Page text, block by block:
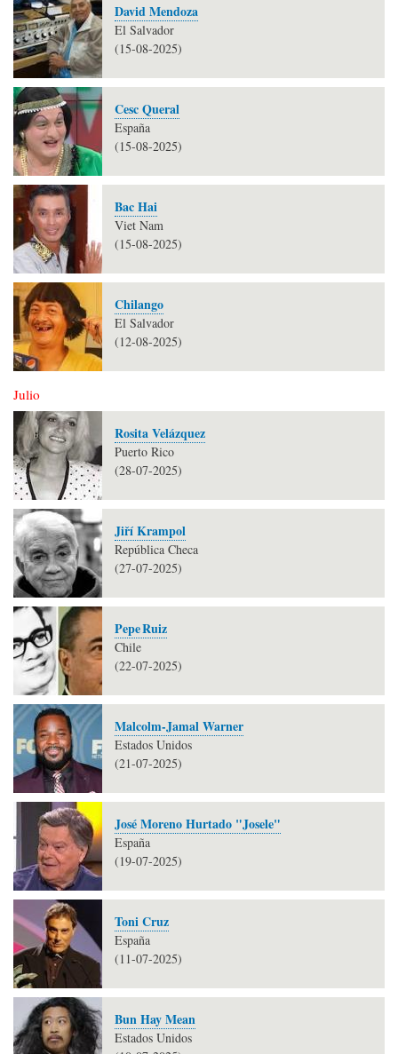
David Mendoza
El Salvador
(15-08-2025)
Cesc Queral
España
(15-08-2025)
Bac Hai
Viet Nam
(15-08-2025)
Chilango
El Salvador
(12-08-2025)
Julio
Rosita Velázquez
Puerto Rico
(28-07-2025)
Jiří Krampol
República Checa
(27-07-2025)
Pepe Ruiz
Chile
(22-07-2025)
Malcolm-Jamal Warner
Estados Unidos
(21-07-2025)
José Moreno Hurtado "Josele"
España
(19-07-2025)
Toni Cruz
España
(11-07-2025)
Bun Hay Mean
Estados Unidos